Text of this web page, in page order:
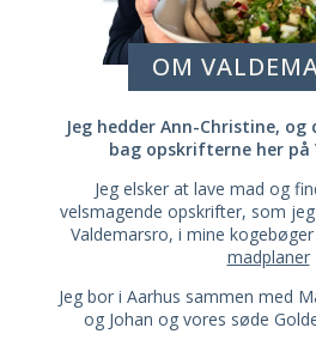
OM
Jeg hedder Ann-Christine,
bag opskrifterne her på
Jeg elsker at lave mad og
velsmagende opskrifter, som
Valdemarsro, i mine
madplaner
Jeg bor i Aarhus sammen med
og Johan og vores søde